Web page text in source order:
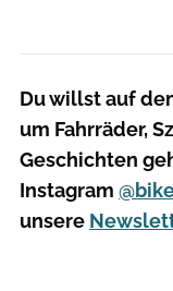
Du willst auf
um Fahrräder,
Geschichten
Instagram
unsere